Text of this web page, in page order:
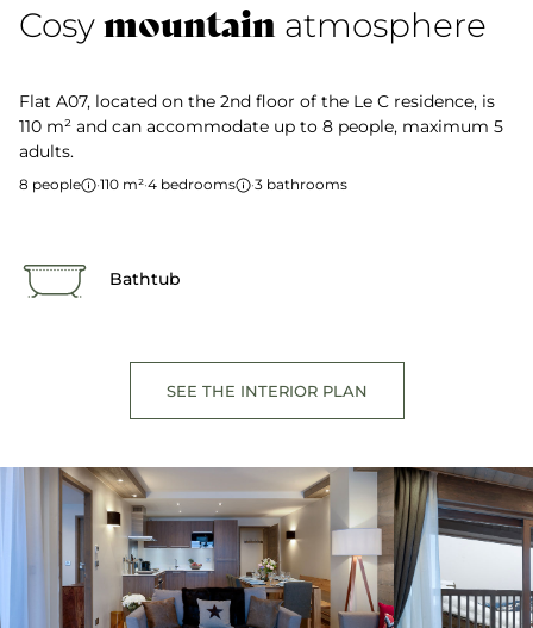
Cosy mountain atmosphere
Flat A07, located on the 2nd floor of the Le C residence, is
110 m² and can accommodate up to 8 people, maximum 5
adults.
8 people ·110 m²·4 bedrooms ·3 bathrooms
Bathtub
SEE THE INTERIOR PLAN